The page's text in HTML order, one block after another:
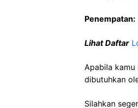
Penempatan:
Lihat Daftar
Apabila kamu
dibutuhkan
Silahkan